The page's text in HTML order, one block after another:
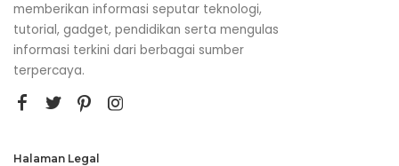
memberikan informasi seputar teknologi,
tutorial, gadget, pendidikan serta mengulas
informasi terkini dari berbagai sumber
terpercaya.
Halaman Legal